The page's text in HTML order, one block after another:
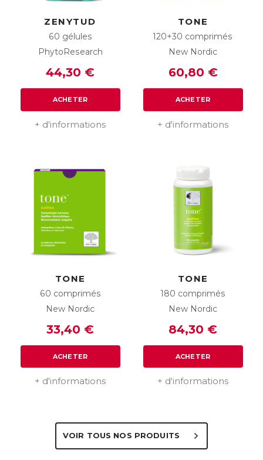
ZENYTUD
60 gélules
PhytoResearch
44,30 €
ACHETER
+ d'informations
TONE
120+30 comprimés
New Nordic
60,80 €
ACHETER
+ d'informations
TONE
60 comprimés
New Nordic
33,40 €
ACHETER
+ d'informations
TONE
180 comprimés
New Nordic
84,30 €
ACHETER
+ d'informations
VOIR TOUS NOS PRODUITS